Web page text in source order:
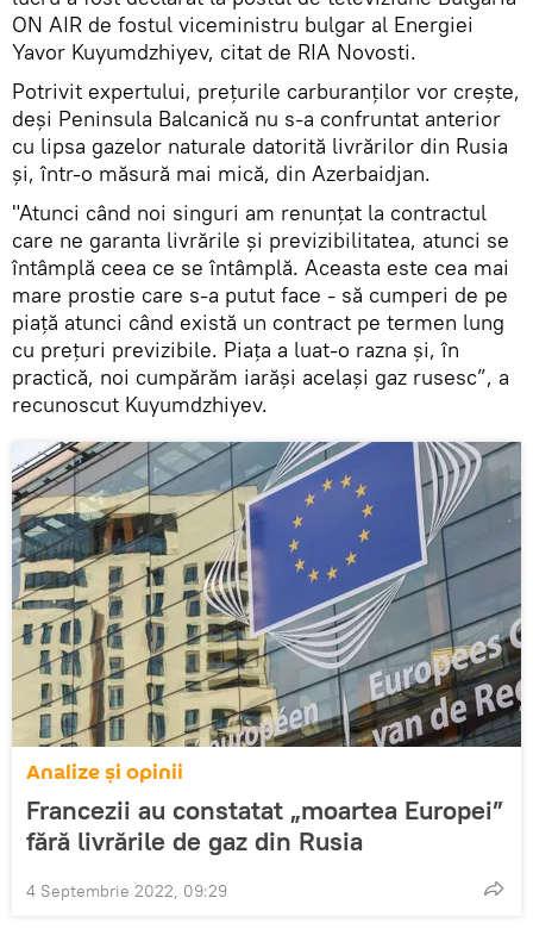
ON AIR de fostul viceministru bulgar al Energiei
Yavor Kuyumdzhiyev, citat de RIA Novosti.
Potrivit expertului, prețurile carburanților vor crește,
deși Peninsula Balcanică nu s-a confruntat anterior
cu lipsa gazelor naturale datorită livrărilor din Rusia
și, într-o măsură mai mică, din Azerbaidjan.
"Atunci când noi singuri am renunțat la contractul
care ne garanta livrările și previzibilitatea, atunci se
întâmplă ceea ce se întâmplă. Aceasta este cea mai
mare prostie care s-a putut face - să cumperi de pe
piață atunci când există un contract pe termen lung
cu prețuri previzibile. Piața a luat-o razna și, în
practică, noi cumpărăm iarăși același gaz rusesc”, a
recunoscut Kuyumdzhiyev.
Analize și opinii
Francezii au constatat „moartea Europei”
fără livrările de gaz din Rusia
4 Septembrie 2022, 09:29